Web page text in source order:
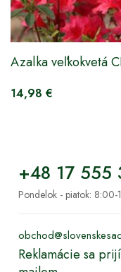
Azalka veľkokvetá
14,98 €
+48 17 555
Pondelok - piatok:
Reklamácie sa